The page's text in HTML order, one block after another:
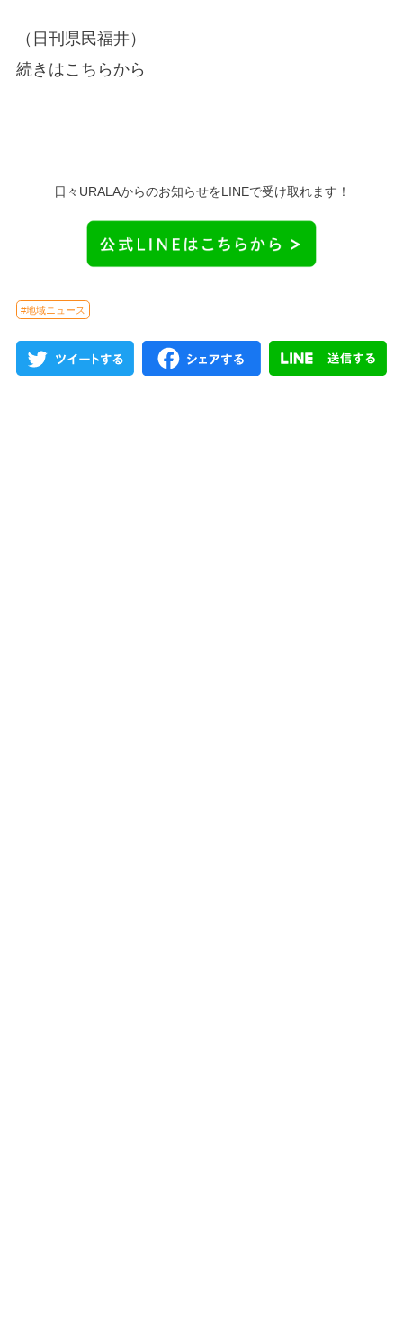
（日刊県民福井）
続きはこちらから
日々URALAからのお知らせをLINEで受け取れます！
#地域ニュース